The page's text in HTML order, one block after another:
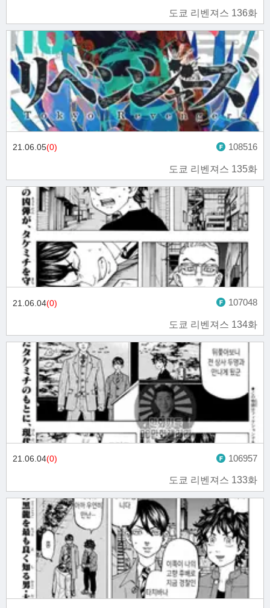
도쿄 리벤져스 136화
도쿄 리벤져스 135화
21.06.05(0) 108516
도쿄 리벤져스 134화
21.06.04(0) 107048
도쿄 리벤져스 133화
21.06.04(0) 106957